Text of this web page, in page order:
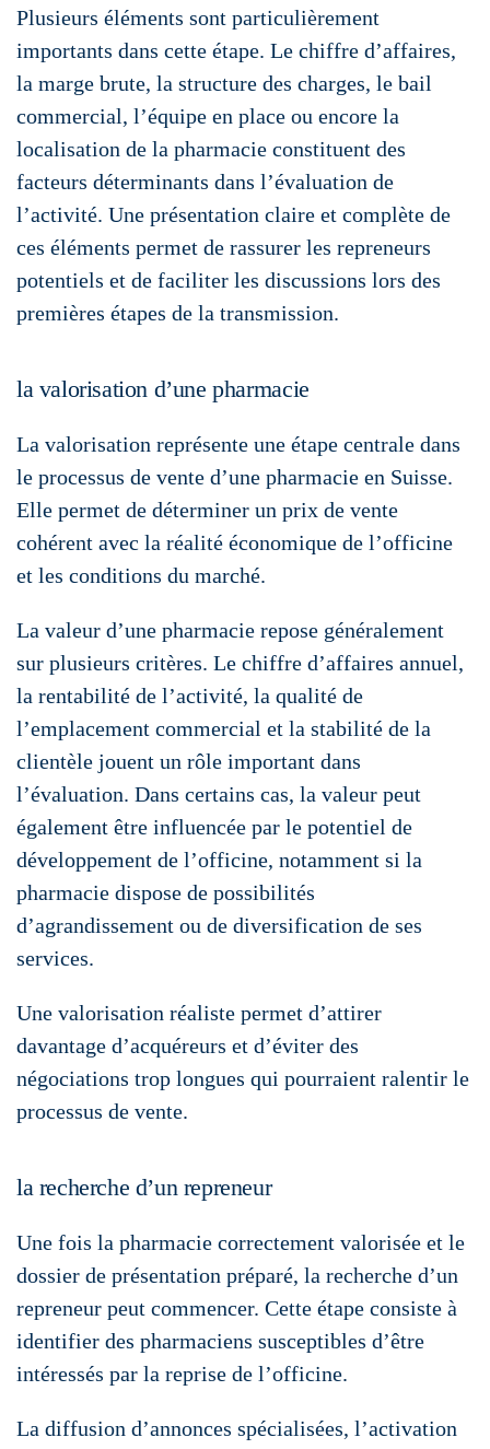
Plusieurs éléments sont particulièrement
importants dans cette étape. Le chiffre d’affaires,
la marge brute, la structure des charges, le bail
commercial, l’équipe en place ou encore la
localisation de la pharmacie constituent des
facteurs déterminants dans l’évaluation de
l’activité. Une présentation claire et complète de
ces éléments permet de rassurer les repreneurs
potentiels et de faciliter les discussions lors des
premières étapes de la transmission.
la valorisation d’une pharmacie
La valorisation représente une étape centrale dans
le processus de vente d’une pharmacie en Suisse.
Elle permet de déterminer un prix de vente
cohérent avec la réalité économique de l’officine
et les conditions du marché.
La valeur d’une pharmacie repose généralement
sur plusieurs critères. Le chiffre d’affaires annuel,
la rentabilité de l’activité, la qualité de
l’emplacement commercial et la stabilité de la
clientèle jouent un rôle important dans
l’évaluation. Dans certains cas, la valeur peut
également être influencée par le potentiel de
développement de l’officine, notamment si la
pharmacie dispose de possibilités
d’agrandissement ou de diversification de ses
services.
Une valorisation réaliste permet d’attirer
davantage d’acquéreurs et d’éviter des
négociations trop longues qui pourraient ralentir le
processus de vente.
la recherche d’un repreneur
Une fois la pharmacie correctement valorisée et le
dossier de présentation préparé, la recherche d’un
repreneur peut commencer. Cette étape consiste à
identifier des pharmaciens susceptibles d’être
intéressés par la reprise de l’officine.
La diffusion d’annonces spécialisées, l’activation